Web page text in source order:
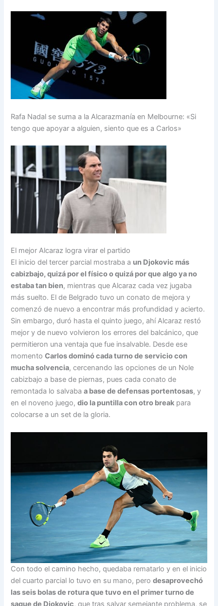
Rafa Nadal se suma a la Alcarazmanía en Melbourne: «Si
tengo que apoyar a alguien, siento que es a Carlos»
El mejor Alcaraz logra virar el partido
El inicio del tercer parcial mostraba a un Djokovic más
cabizbajo, quizá por el físico o quizá por que algo ya no
estaba tan bien, mientras que Alcaraz cada vez jugaba
más suelto. El de Belgrado tuvo un conato de mejora y
comenzó de nuevo a encontrar más profundidad y acierto.
Sin embargo, duró hasta el quinto juego, ahí Alcaraz restó
mejor y de nuevo volvieron los errores del balcánico, que
permitieron una ventaja que fue insalvable. Desde ese
momentoCarlos dominó cada turno de servicio con
mucha solvencia, cercenando las opciones de un Nole
cabizbajo a base de piernas, pues cada conato de
remontada lo salvabaa base de defensas portentosas, y
en el noveno juego,dio la puntilla con otro break para
colocarse a un set de la gloria.
Con todo el camino hecho, quedaba rematarlo y en el inicio
del cuarto parcial lo tuvo en su mano, perodesaprovechó
las seis bolas de rotura que tuvo en el primer turno de
saque de Djokovic, que tras salvar semejante problema, se